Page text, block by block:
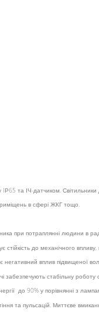
та ІЧ-датчиком.
в сфері ЖКГ тощо.
при потраплянні людини в
стійкість до механічного
вплив підвищеної
забезпечують стабільну роботу
до 90% у порівнянні з
та пульсацій. Миттєве